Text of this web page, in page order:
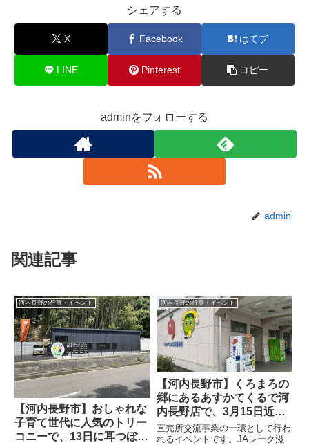
シェアする
X Facebook はてブ
LINE Pinterest コピー
adminをフォローする
admin
関連記事
河内長野の行事・イベント
【河内長野市】おしゃれな
子育て世代に人気のトリー
コニーで、13日に耳つぼジ
河内長野の行事・イベント
【河内長野市】くろまろの
郷にあるあすかてくるで河
内長野店で、3月15日近江
の特産品を出張販売
直売所交流事業の一環として行わ
れるイベントです。JAレーク滋